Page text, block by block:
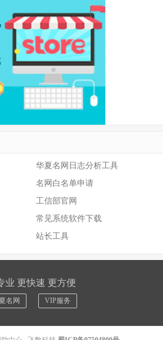
华夏名网日志分析工具
名网白名单申请
工信部官网
常见系统软件下载
站长工具
业 更快速 更方便
名网 VIP服务